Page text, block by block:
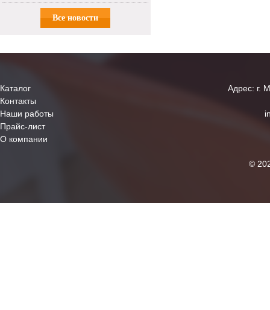
Все новости
Каталог
Контакты
Наши работы
Прайс-лист
О компании
Адрес: г.
©